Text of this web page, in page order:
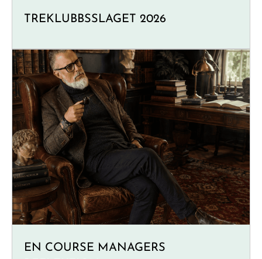
TREKLUBBSSLAGET 2026
EN COURSE MANAGERS